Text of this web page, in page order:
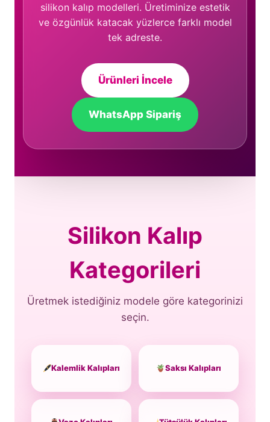
silikon kalıp modelleri. Üretiminize estetik
ve özgünlük katacak yüzlerce farklı model
tek adreste.
Ürünleri İncele
WhatsApp Sipariş
Silikon Kalıp
Kategorileri
Üretmek istediğiniz modele göre kategorinizi
seçin.
Kalemlik Kalıpları Saksı Kalıpları